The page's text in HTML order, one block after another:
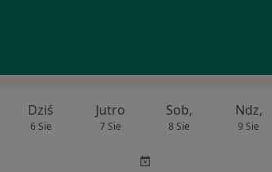
Dziś
6 Sie
Jutro
7 Sie
Sob,
8 Sie
Ndz,
9 Sie